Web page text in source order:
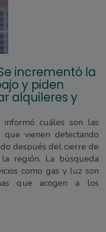
incrementó la
y piden
alquileres y
cuáles son las
que vienen detectando
después del cierre de
región. La búsqueda
como gas y luz son
que acogen a los